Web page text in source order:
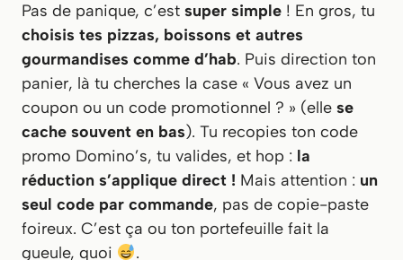
Pas de panique, c’est super simple ! En gros, tu
choisis tes pizzas, boissons et autres
gourmandises comme d’hab. Puis direction ton
panier, là tu cherches la case « Vous avez un
coupon ou un code promotionnel ? » (elle se
cache souvent en bas). Tu recopies ton code
promo Domino’s, tu valides, et hop : la
réduction s’applique direct ! Mais attention : un
seul code par commande, pas de copie-paste
foireux. C’est ça ou ton portefeuille fait la
gueule, quoi
.